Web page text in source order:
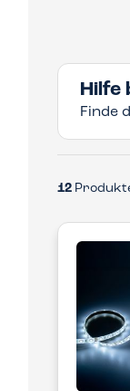
Hilfe
Finde
12